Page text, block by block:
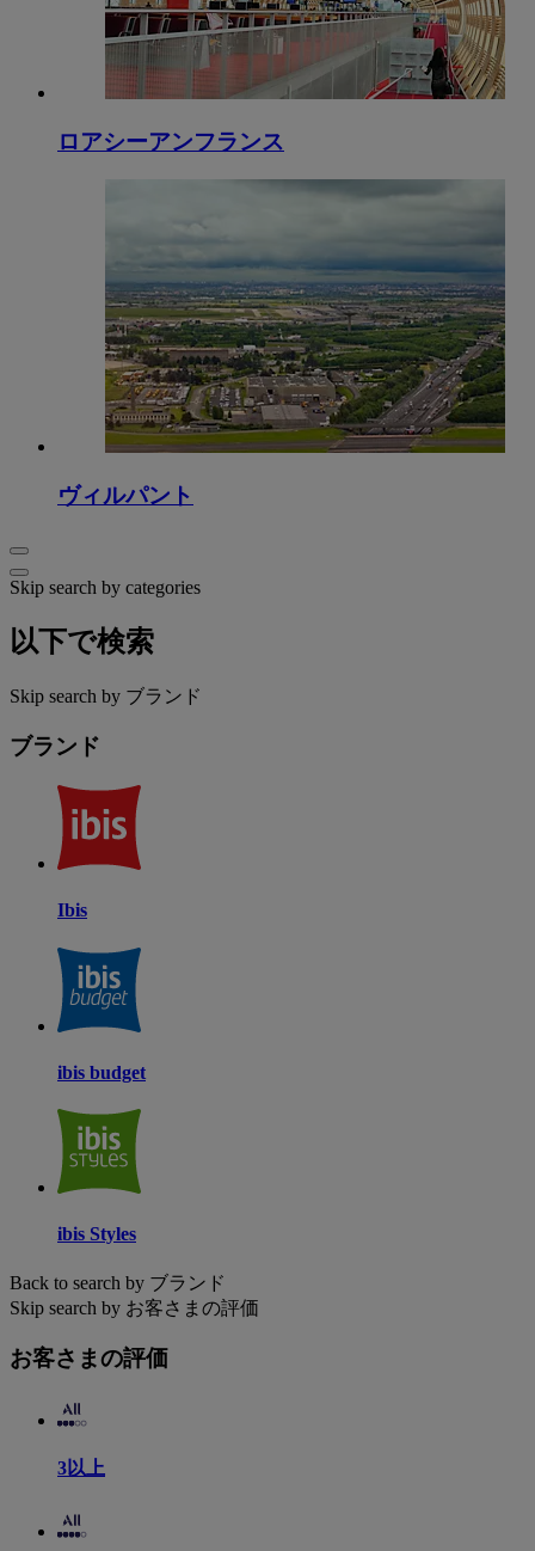
ロアシーアンフランス
ヴィルパント
Skip search by categories
以下で検索
Skip search by ブランド
ブランド
Ibis
ibis budget
ibis Styles
Back to search by ブランド
Skip search by お客さまの評価
お客さまの評価
3以上